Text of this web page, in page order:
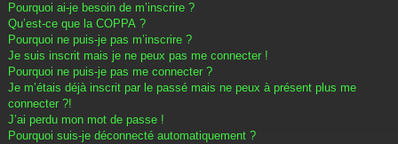
Pourquoi ai-je besoin de m’inscrire ?
Qu’est-ce que la COPPA ?
Pourquoi ne puis-je pas m’inscrire ?
Je suis inscrit mais je ne peux pas me connecter !
Pourquoi ne puis-je pas me connecter ?
Je m’étais déjà inscrit par le passé mais ne peux à présent plus me
connecter ?!
J’ai perdu mon mot de passe !
Pourquoi suis-je déconnecté automatiquement ?